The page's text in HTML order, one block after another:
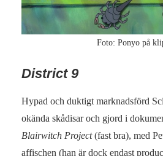
Foto: Ponyo på
District 9
Hypad och duktigt marknadsförd
okända skådisar och gjord i
Blairwitch Project(fast bra), med
affischen (han är dock endast